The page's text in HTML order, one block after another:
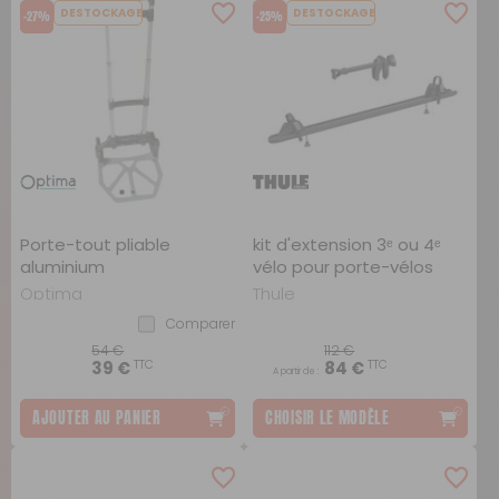
-27% DESTOCKAGE
Porte-tout pliable
aluminium
Optima
Comparer
54 €
39 €TTC
AJOUTER AU PANIER
-25% DESTOCKAGE
kit d'extension 3ᵉ ou 4ᵉ
vélo pour porte-vélos
Thule
112 €
A partir de : 84 €TTC
CHOISIR LE MODÈLE